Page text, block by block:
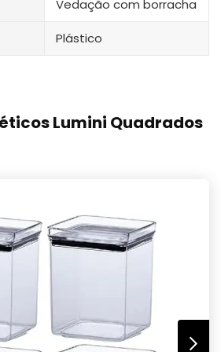
Vedação com borracha
Plástico
Lumini Quadrados